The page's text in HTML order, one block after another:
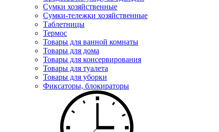
Сумки хозяйственные
Сумки-тележки хозяйственные
Таблетницы
Термос
Товары для ванной комнаты
Товары для дома
Товары для консервирования
Товары для туалета
Товары для уборки
Фиксаторы, блокираторы